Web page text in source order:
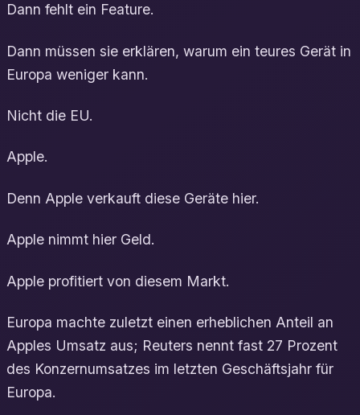
Dann fehlt ein Feature.
Dann müssen sie erklären, warum ein teures Gerät in
Europa weniger kann.
Nicht die EU.
Apple.
Denn Apple verkauft diese Geräte hier.
Apple nimmt hier Geld.
Apple profitiert von diesem Markt.
Europa machte zuletzt einen erheblichen Anteil an
Apples Umsatz aus; Reuters nennt fast 27 Prozent
des Konzernumsatzes im letzten Geschäftsjahr für
Europa.